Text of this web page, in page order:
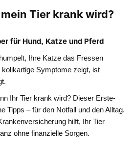
Tier krank wird?
für Hund, Katze und Pferd
Ihre Katze das Fressen
Symptome zeigt, ist
Ihr Tier krank wird? Dieser Erste-
Tipps – für den Notfall und den Alltag.
hilft, Ihr Tier
ohne finanzielle Sorgen.